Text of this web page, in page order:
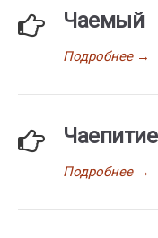
Чаемый
Подробнее→
Чаепитие
Подробнее→